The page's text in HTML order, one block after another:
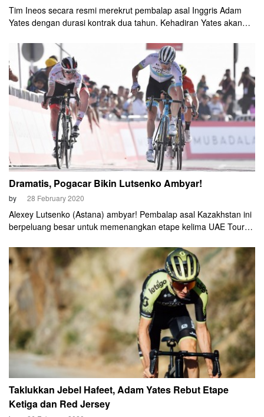
Tim Ineos secara resmi merekrut pembalap asal Inggris Adam
Yates dengan durasi kontrak dua tahun. Kehadiran Yates akan
namamenjadi Ineos Grenadiers pada 29 Agustus nanti itu.
Dramatis, Pogacar Bikin Lutsenko Ambyar!
by 28 February 2020
Alexey Lutsenko (Astana) ambyar! Pembalap asal Kazakhstan ini
berpeluang besar untuk memenangkan etape kelima UAE Tour
itu berhasil dicuri oleh Tadej Pogacar (UAE Team Emirates)
hanya beberapa sentimeter sebelum garis finis.
Taklukkan Jebel Hafeet, Adam Yates Rebut Etape
Ketiga dan Red Jersey